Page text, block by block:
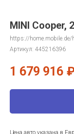
MINI Cooper,
https://home.mobile.de/
Артикул: 445216396
1 679 916
Цена авто указана в